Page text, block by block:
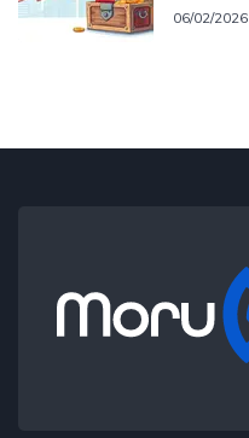
06/02/2026